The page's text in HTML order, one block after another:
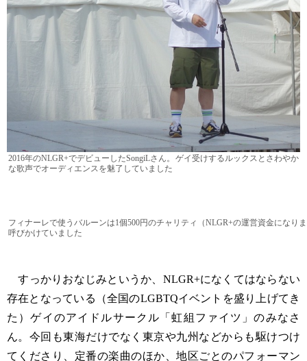
2016年のNLGR+でデビューしたSongiLさん。ゲイ受けするルックスとさわやか
な歌声でオーディエンスを魅了していました
フィナーレで使うバルーンは1個500円のチャリティ（NLGR+の運営資金になり
呼びかけていました
すっかりおなじみというか、NLGR+になくてはならない
存在となっている（全国のLGBTQイベントを盛り上げてき
た）ゲイのアイドルサークル「虹組ファイツ」のみなさ
ん。今回も東海だけでなく東京や九州などからも駆けつけ
てくださり、定番の楽曲のほか、地区ごとのパフォーマン